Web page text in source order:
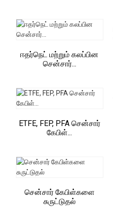
ஈதர்நெட் மற்றும் கலப்பின
சென்சார்...
ETFE, FEP, PFA சென்சார்
கேபிள்...
சென்சார் கேபிள்களை
சுருட்டுதல்